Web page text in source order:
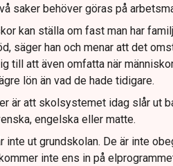
saker behöver göras på
kan ställa om fast man har
säger han och menar att det
till att även omfatta när
lön än vad de hade tidigare.
är att skolsystemet idag slår ut
engelska eller matte.
inte ut grundskolan. De är inte
inte ens in på